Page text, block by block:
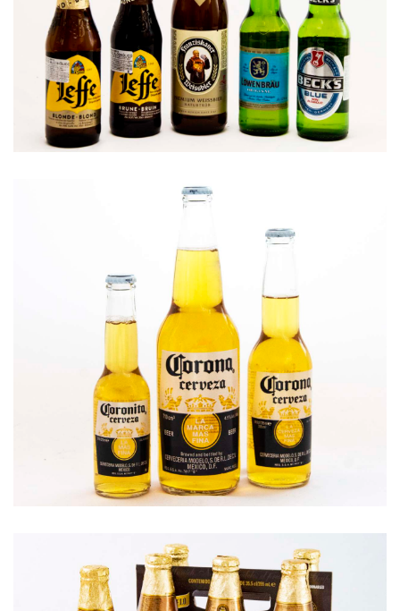
Stella Artois
Stella Artois es una cerveza lager dorad...
Variedad en cervezas importadas